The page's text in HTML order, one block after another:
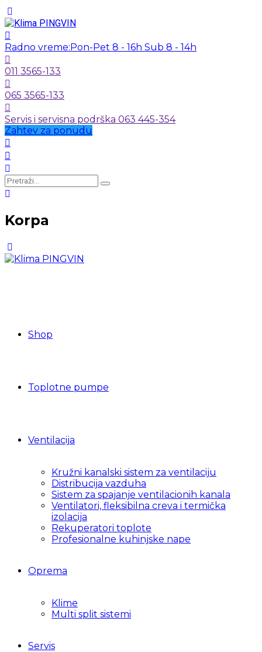
Radno vreme:Pon-Pet 8 - 16h Sub 8 - 14h
011 3565-133
065 3565-133
Servis i servisna podrška 063 445-354
Zahtev za ponudu
Korpa
Shop
Toplotne pumpe
Ventilacija
Kružni kanalski sistem za ventilaciju
Distribucija vazduha
Sistem za spajanje ventilacionih kanala
Ventilatori, fleksibilna creva i termička
izolacija
Rekuperatori toplote
Profesionalne kuhinjske nape
Oprema
Klime
Multi split sistemi
Servis